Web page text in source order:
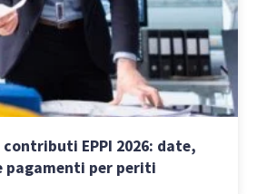
EPPI 2026: date,
pagamenti per periti